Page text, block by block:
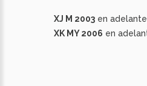
XJ M 2003 en
XK MY 2006 en